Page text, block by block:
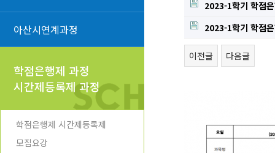
아산시연계과정
학점은행제 과정
시간제등록제 과정
학점은행제 시간제등록제
모집요강
2023-1학기 학점
2023-1학기 학점
이전글 다음글